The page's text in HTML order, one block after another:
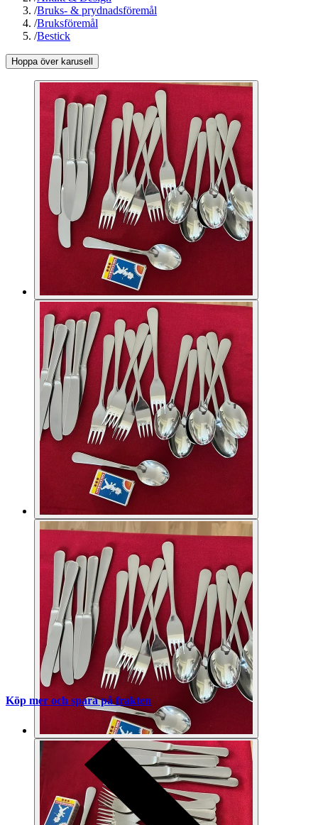
/Bruks- & prydnadsföremål
/Bruksföremål
/Bestick
Hoppa över karusell
Köp mer och spara på frakten